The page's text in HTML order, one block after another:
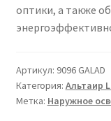
оптики, а также
Артикул: 9096 GALAD
Категория: Альтаир
Метка: Наружное